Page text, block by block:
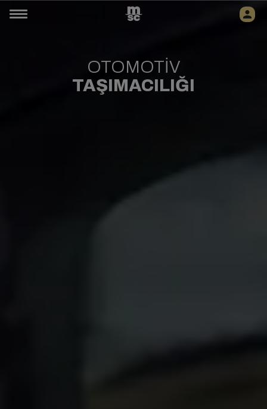
OTOMOTİV
TAŞIMACILIĞI